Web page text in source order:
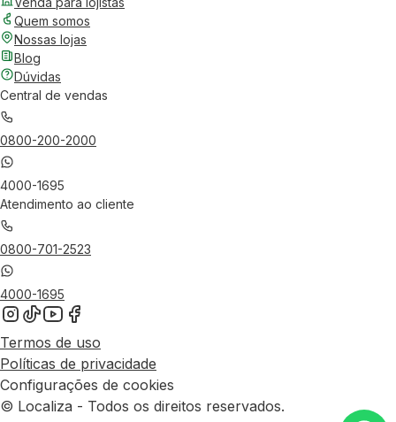
Quem somos
Nossas lojas
Blog
Dúvidas
Central de vendas
0800-200-2000
4000-1695
Atendimento ao cliente
0800-701-2523
4000-1695
Termos de uso
Políticas de privacidade
Configurações de cookies
© Localiza - Todos os direitos reservados.